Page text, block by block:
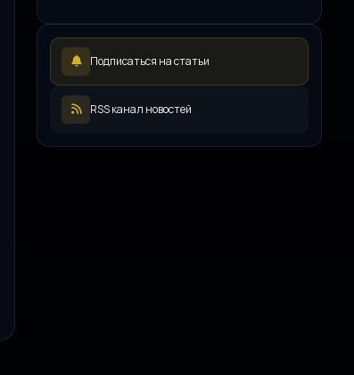
Р 11.08.2025
О
ООО «ЖКХ-Управление»
Подписаться на статьи
RSS канал новостей